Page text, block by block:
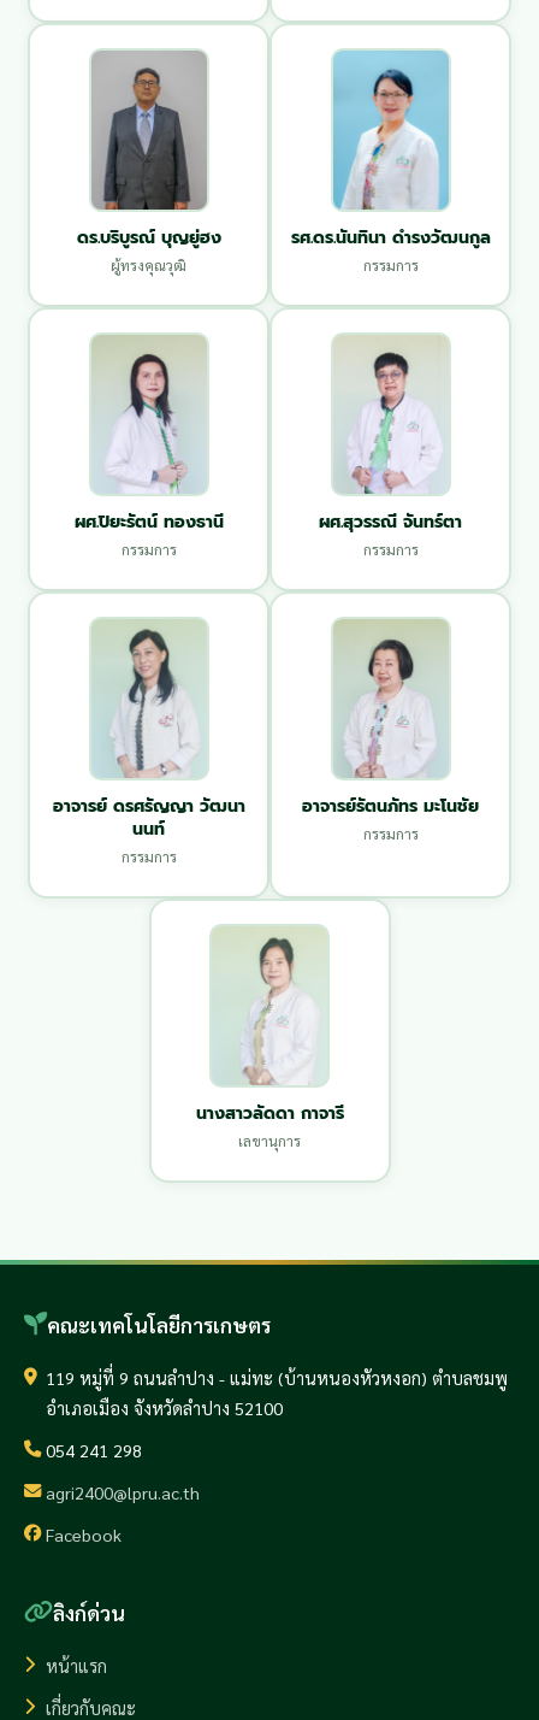
ดร.บริบูรณ์ บุญยู่ฮง
ผู้ทรงคุณวุฒิ
รศ.ดร.นันทินา ดำรงวัฒนกูล
กรรมการ
ผศ.ปิยะรัตน์ ทองธานี
กรรมการ
ผศ.สุวรรณี จันทร์ตา
กรรมการ
อาจารย์ ดรศรัญญา วัฒนา
นนท์
กรรมการ
อาจารย์รัตนภัทร มะโนชัย
กรรมการ
นางสาวลัดดา กาจารี
เลขานุการ
คณะเทคโนโลยีการเกษตร
119 หมู่ที่ 9 ถนนลำปาง - แม่ทะ (บ้านหนองหัวหงอก) ตำบลชมพู
อำเภอเมือง จังหวัดลำปาง 52100
054 241 298
agri2400@lpru.ac.th
Facebook
ลิงก์ด่วน
หน้าแรก
เกี่ยวกับคณะ